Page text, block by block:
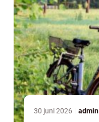
30 juni 2026 admin